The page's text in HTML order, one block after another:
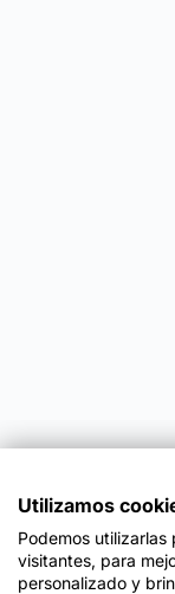
Utilizamos
Podemos utilizarlas
visitantes, para
personalizado y